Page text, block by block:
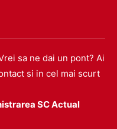
sa ne dai un pont? Ai
si in cel mai scurt
SC Actual